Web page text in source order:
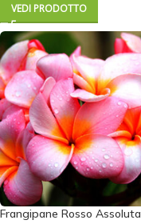
VEDI PRODOTTO
Frangipane Rosso Assoluta